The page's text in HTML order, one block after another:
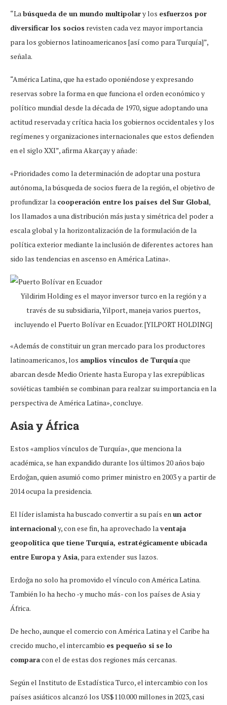
“Labúsqueda de un mundo multipolary los esfuerzos por
diversificar los socios revisten cada vez mayor importancia
para los gobiernos latinoamericanos [así como para Turquía]”,
señala.
“América Latina, que ha estado oponiéndose y expresando
reservas sobre la forma en que funciona el orden económico y
político mundial desde la década de 1970, sigue adoptando una
actitud reservada y crítica hacia los gobiernos occidentales y los
regímenes y organizaciones internacionales que estos defienden
en el siglo XXI”, afirma Akarçay y añade:
«Prioridades como la determinación de adoptar una postura
autónoma, la búsqueda de socios fuera de la región, el objetivo de
profundizar la cooperación entre los países del Sur Global,
los llamados a una distribución más justa y simétrica del poder a
escala global y la horizontalización de la formulación de la
política exterior mediante la inclusión de diferentes actores han
sido las tendencias en ascenso en América Latina».
Yildirim Holding es el mayor inversor turco en la región y a
través de su subsidiaria, Yilport, maneja varios puertos,
incluyendo el Puerto Bolívar en Ecuador. [YILPORT HOLDING]
«Además de constituir un gran mercado para los productores
latinoamericanos, los amplios vínculos de Turquíaque
abarcan desde Medio Oriente hasta Europa y las exrepúblicas
soviéticas también se combinan para realzar su importancia en la
perspectiva de América Latina», concluye.
Asia y África
Estos «amplios vínculos de Turquía», que menciona la
académica, se han expandido durante los últimos 20 años bajo
Erdoğan, quien asumió como primer ministro en 2003 y a partir de
2014 ocupa la presidencia.
El líder islamista ha buscado convertir a su país enun actor
internacionaly, con ese fin, ha aprovechado laventaja
geopolítica que tiene Turquía, estratégicamente ubicada
entre Europa y Asia, para extender sus lazos.
Erdoğa no solo ha promovido el vínculo con América Latina.
También lo ha hecho -y mucho más- con los países de Asia y
África.
De hecho, aunque el comercio con América Latina y el Caribe ha
crecido mucho, el intercambio es pequeño si se lo
comparacon el de estas dos regiones más cercanas.
Según el Instituto de Estadística Turco, el intercambio con los
países asiáticos alcanzó los US$110.000 millones in 2023, casi